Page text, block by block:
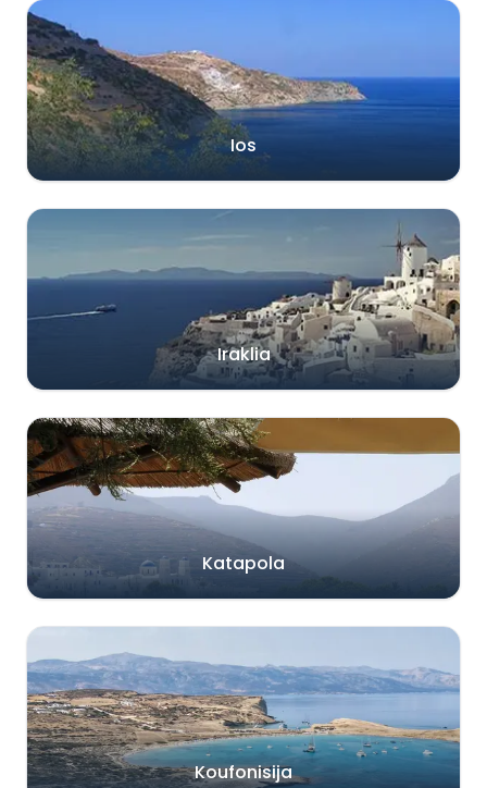
Ios
Iraklia
Katapola
Koufonisija